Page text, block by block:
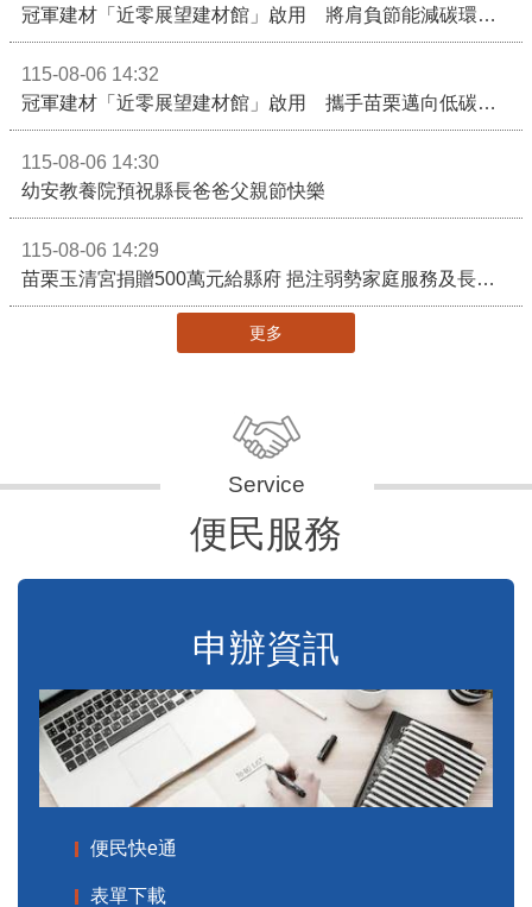
冠軍建材「近零展望建材館」啟用 將肩負節能減碳環境教育重任
115-08-06 14:32
冠軍建材「近零展望建材館」啟用 攜手苗栗邁向低碳建築新未來
115-08-06 14:30
幼安教養院預祝縣長爸爸父親節快樂
115-08-06 14:29
苗栗玉清宮捐贈500萬元給縣府 挹注弱勢家庭服務及長照醫療資源
更多
便民服務
申辦資訊
便民快e通
表單下載